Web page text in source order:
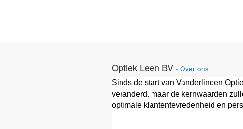
Optiek Leen BV - Over ons
Sinds de start van Vanderlinden
veranderd, maar de kernwaarden
optimale klantentevredenheid en